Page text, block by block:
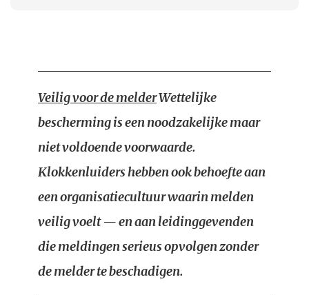
Veilig voor de melderWettelijke
bescherming is een noodzakelijke maar
niet voldoende voorwaarde.
Klokkenluiders hebben ook behoefte aan
een organisatiecultuur waarin melden
veilig voelt — en aan leidinggevenden
die meldingen serieus opvolgen zonder
de melder te beschadigen.